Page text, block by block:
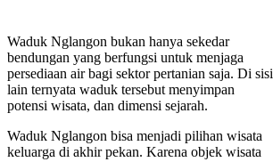
Waduk Nglangon bukan hanya sekedar
bendungan yang berfungsi untuk menjaga
persediaan air bagi sektor pertanian saja. Di sisi
lain ternyata waduk tersebut menyimpan
potensi wisata, dan dimensi sejarah.
Waduk Nglangon bisa menjadi pilihan wisata
keluarga di akhir pekan. Karena objek wisata